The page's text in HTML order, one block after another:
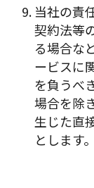
当社の責
契約法等
る場合な
ービスに
を負うべ
場合を除
生じた直
とします。